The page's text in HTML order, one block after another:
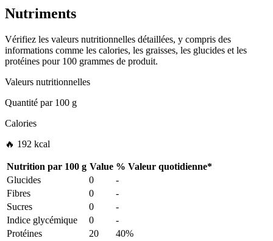
Nutriments
Vérifiez les valeurs nutritionnelles détaillées, y compris des
informations comme les calories, les graisses, les glucides et les
protéines pour 100 grammes de produit.
Valeurs nutritionnelles
Quantité par100 g
Calories
🔥 192 kcal
Nutrition par 100 g Value % Valeur quotidienne*
Glucides
0
-
Fibres
0
-
Sucres
0
-
Indice glycémique
0
-
Protéines
20
40%